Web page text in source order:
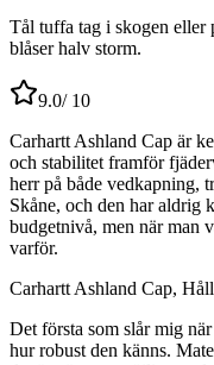
Tål tuffa tag i skogen eller
blåser halv storm.
9.0/ 10
Carhartt Ashland Cap är
och stabilitet framför
herr på både vedkapning,
Skåne, och den har aldrig
budgetnivå, men när man
varför.
Carhartt Ashland Cap,
Det första som slår mig
hur robust den känns.